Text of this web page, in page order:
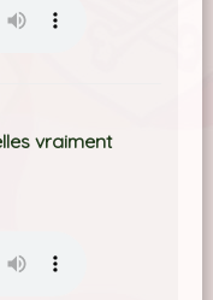
vraiment